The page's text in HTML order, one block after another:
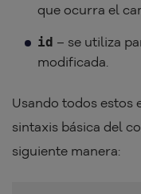
que ocurra el
id – se utiliza
modificada.
Usando todos estos
sintaxis básica del
siguiente manera: